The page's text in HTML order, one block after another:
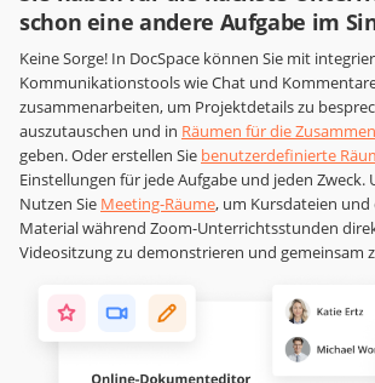
schon eine andere Aufgabe im
Keine Sorge! In DocSpace können Sie mit
Kommunikationstools wie Chat und
zusammenarbeiten, um Projektdetails zu
auszutauschen und in Räumen für die
geben. Oder erstellen Sie benutzerdefinierte
Einstellungen für jede Aufgabe und jeden Zweck.
Nutzen Sie Meeting-Räume, um Kursdateien
Material während Zoom-Unterrichtsstunden
Videositzung zu demonstrieren und gemeinsam